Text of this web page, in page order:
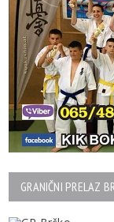
GRANIČNI PRELAZ